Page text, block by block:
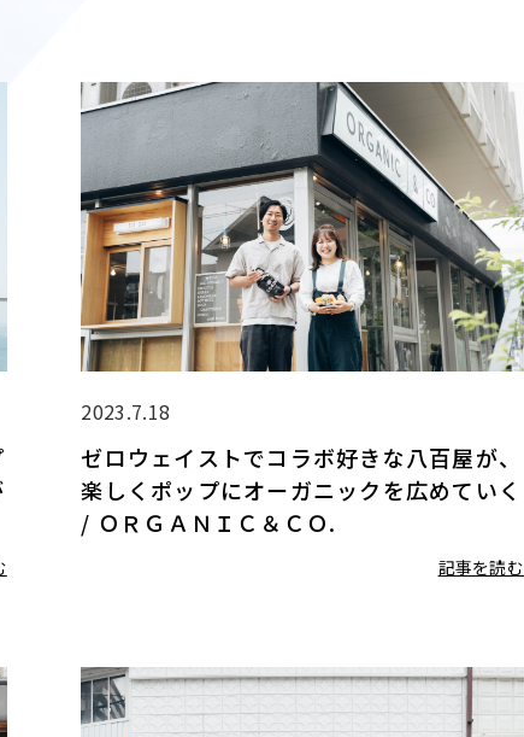
2023.7.18
ゼロウェイストでコラボ好きな八百屋が、
楽しくポップにオーガニックを広めていく
/ ＯＲＧＡＮＩＣ＆ＣＯ.
記事を読む